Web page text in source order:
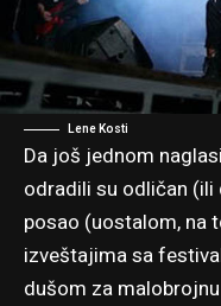
Lene Kosti
Da još jednom
odradili su odličan (ili
posao (uostalom, na
izveštajima sa
dušom za